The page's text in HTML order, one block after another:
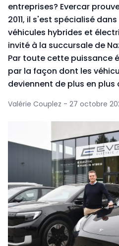
entreprises? Evercar
2011, il s'est spécialisé
véhicules hybrides et
invité à la succursale de
Par toute cette puissance
par la façon dont les
deviennent de plus en plus
Valérie Couplez - 27 octobre